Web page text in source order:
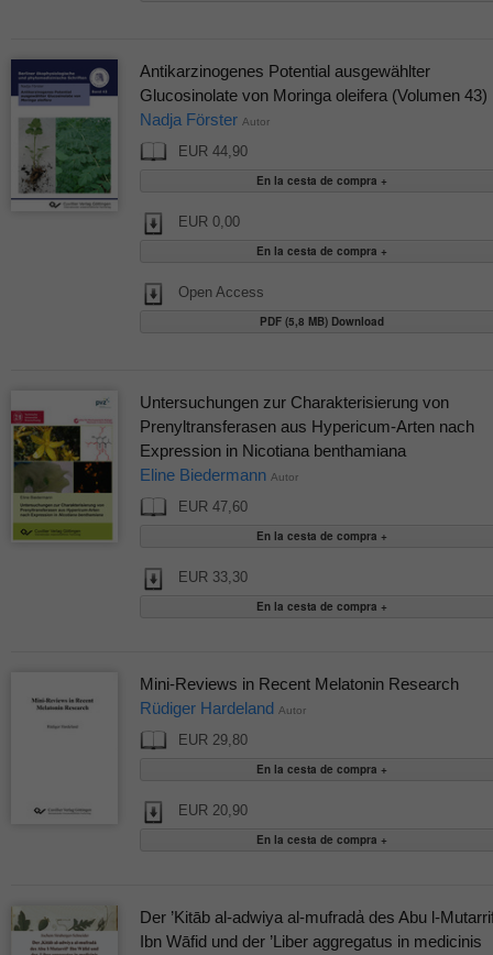
Antikarzinogenes Potential ausgewählter
Glucosinolate von Moringa oleifera (Volumen 43)
Nadja Förster Autor
EUR 44,90
EUR 0,00
Open Access
PDF (5,8 MB) Download
Untersuchungen zur Charakterisierung von
Prenyltransferasen aus Hypericum-Arten nach
Expression in Nicotiana benthamiana
Eline Biedermann Autor
EUR 47,60
EUR 33,30
Mini-Reviews in Recent Melatonin Research
Rüdiger Hardeland Autor
EUR 29,80
EUR 20,90
Der ’Kitāb al-adwiya al-mufrada҆ des Abu l-
Ibn Wāfid und der ’Liber aggregatus in medicinis